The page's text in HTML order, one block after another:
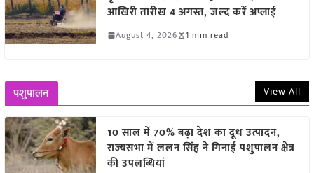
आखिरी तारीख 4 अगस्त, जल्द करें अप्लाई
August 4, 2026 1 min read
पशुपालन View All
10 साल में 70% बढ़ा देश का दूध उत्पादन,
राज्यसभा में ललन सिंह ने गिनाईं पशुपालन क्षेत्र
की उपलब्धियां